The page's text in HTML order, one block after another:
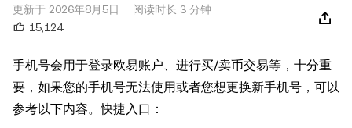
更新于 2026年8月5日
阅读时长 3 分钟
15,124
手机号会用于登录欧易账户、进行买/卖币交易等，十分重
要，如果您的手机号无法使用或者您想更换新手机号，可以
参考以下内容。快捷入口：